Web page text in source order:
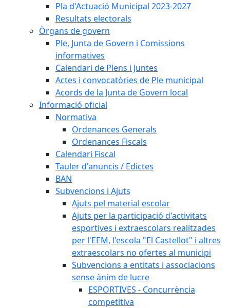
Pla d'Actuació Municipal 2023-2027
Resultats electorals
Òrgans de govern
Ple, Junta de Govern i Comissions
informatives
Calendari de Plens i Juntes
Actes i convocatòries de Ple municipal
Acords de la Junta de Govern local
Informació oficial
Normativa
Ordenances Generals
Ordenances Fiscals
Calendari Fiscal
Tauler d'anuncis / Edictes
BAN
Subvencions i Ajuts
Ajuts pel material escolar
Ajuts per la participació d'activitats
esportives i extraescolars realitzades
per l'EEM, l'escola "El Castellot" i altres
extraescolars no ofertes al municipi
Subvencions a entitats i associacions
sense ànim de lucre
ESPORTIVES - Concurrència
competitiva